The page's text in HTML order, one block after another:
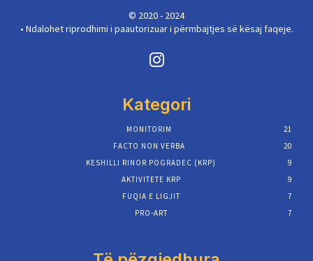
© 2020 - 2024
• Ndalohet riprodhimi i paautorizuar i përmbajtjes së kësaj faqeje.
Kategori
MONITORIM
21
FACTO NON VERBA
20
KESHILLI RINOR POGRADEC (KRP)
9
AKTIVITETE KRP
9
FUQIA E LIGJIT
7
PRO-ART
7